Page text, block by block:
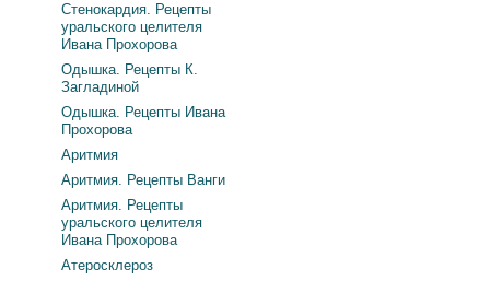
Стенокардия. Рецепты
уральского целителя
Ивана Прохорова
Одышка. Рецепты К.
Загладиной
Одышка. Рецепты Ивана
Прохорова
Аритмия
Аритмия. Рецепты Ванги
Аритмия. Рецепты
уральского целителя
Ивана Прохорова
Атеросклероз